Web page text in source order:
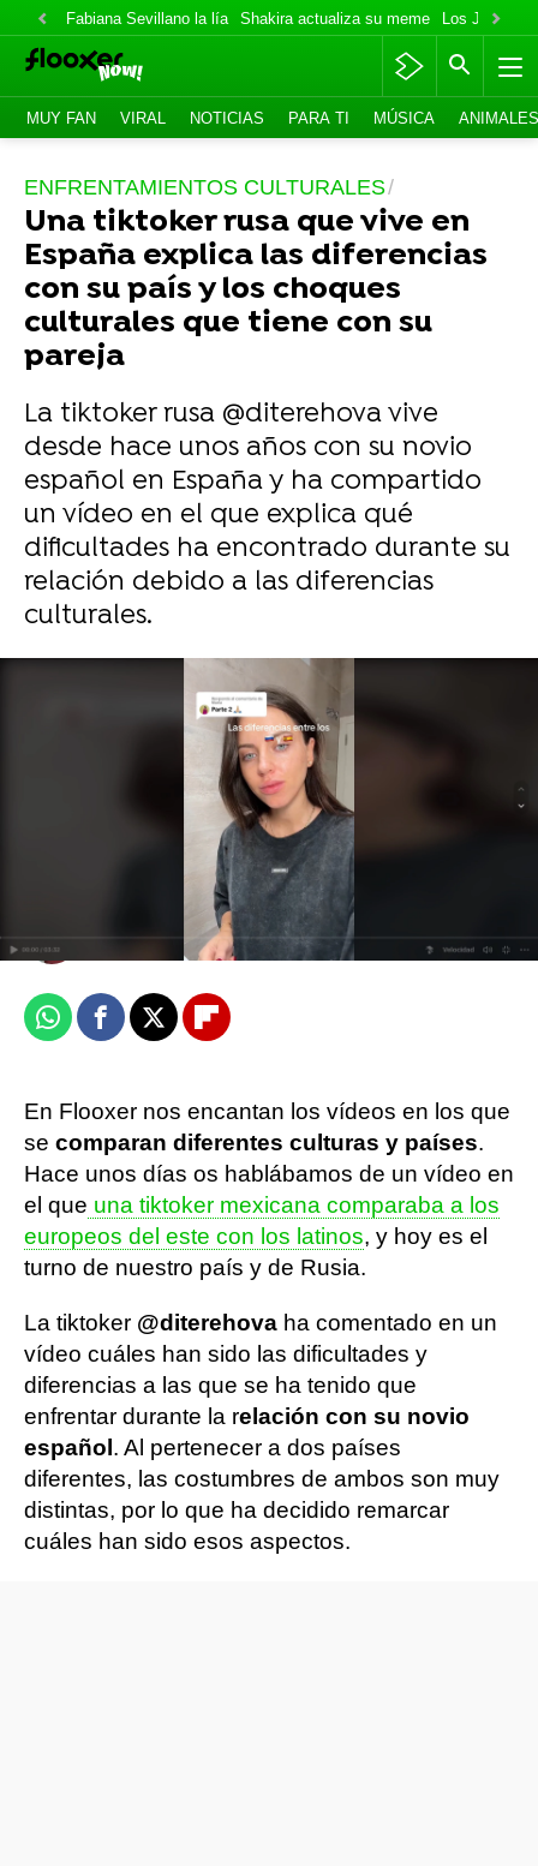
Fabiana Sevillano la lía Shakira actualiza su meme Los Jonas
MUY FAN VIRAL NOTICIAS PARA TI MÚSICA ANIMALES
ENFRENTAMIENTOS CULTURALES
Una tiktoker rusa que vive en
España explica las diferencias
con su país y los choques
culturales que tiene con su
pareja
La tiktoker rusa @diterehova vive
desde hace unos años con su novio
español en España y ha compartido
un vídeo en el que explica qué
dificultades ha encontrado durante su
relación debido a las diferencias
culturales.
Vuelve a vivir a casa de sus padres después
de separarse, y descubre que su perro se ha
apropiado de su habitación
María Ibernón
05 de marzo de 2024, 16:55
WhatsappFacebook
X Flipboard
En Flooxer nos encantan los vídeos en los que
se comparan diferentes culturas y países.
Hace unos días os hablábamos de un vídeo en
el que una tiktoker mexicana comparaba a los
europeos del este con los latinos, y hoy es el
turno de nuestro país y de Rusia.
La tiktoker @diterehova ha comentado en un
vídeo cuáles han sido las dificultades y
diferencias a las que se ha tenido que
enfrentar durante la relación con su novio
español . Al pertenecer a dos países
diferentes, las costumbres de ambos son muy
distintas, por lo que ha decidido remarcar
cuáles han sido esos aspectos.